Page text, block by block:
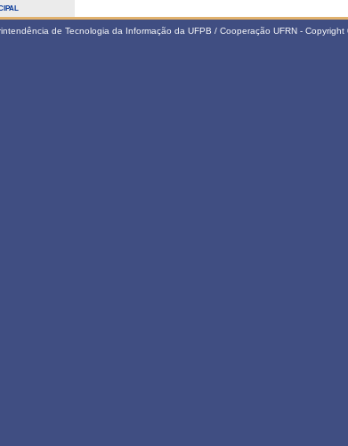
de Tecnologia da Informação da UFPB / Cooperação UFRN -